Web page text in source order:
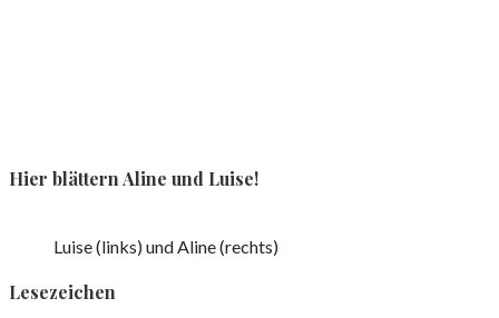
Hier blättern Aline und Luise!
Luise (links) und Aline (rechts)
Lesezeichen